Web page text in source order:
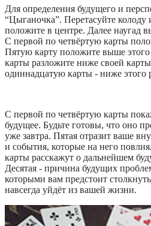
Для определения будущего и
“Цыганочка”. Перетасуйте колоду
положите в центре. Далее наугад
С первой по четвёртую карты
Пятую карту положите выше
карты разложите ниже своей
одиннадцатую карты - ниже этого
С первой по четвёртую карты
будущее. Будьте готовы, что оно
уже завтра. Пятая отразит ваше
и события, которые на него
карты расскажут о дальнейшем
Десятая - причина будущих
которыми вам предстоит
навсегда уйдёт из вашей жизни.